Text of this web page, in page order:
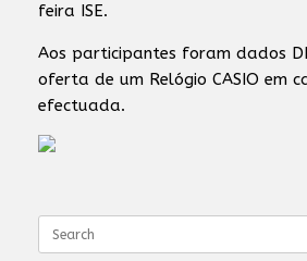
feira ISE.
Aos participantes foram dados
oferta de um Relógio CASIO em
efectuada.
Search
for: